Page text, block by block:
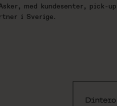
med kundesenter, pick-
i Sverige.